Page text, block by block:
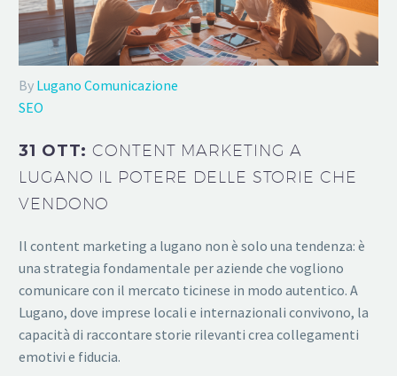
By Lugano Comunicazione
SEO
31 OTT:CONTENT MARKETING A
LUGANO IL POTERE DELLE STORIE CHE
VENDONO
Il content marketing a lugano non è solo una tendenza: è
una strategia fondamentale per aziende che vogliono
comunicare con il mercato ticinese in modo autentico. A
Lugano, dove imprese locali e internazionali convivono, la
capacità di raccontare storie rilevanti crea collegamenti
emotivi e fiducia.